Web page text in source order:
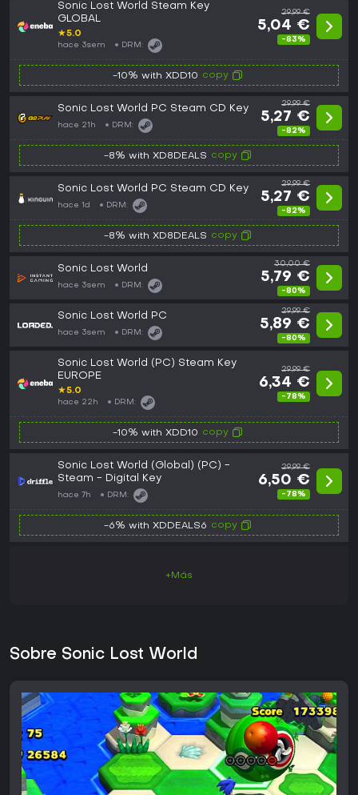
Sonic Lost World Steam Key
GLOBAL
★5.0
hace 3sem DRM:
29,99 €
5,04 €
-83%
-10% with XDD10 copy
Sonic Lost World PC Steam CD Key
hace 21h DRM:
29,99 €
5,27 €
-82%
-8% with XD8DEALS copy
Sonic Lost World PC Steam CD Key
hace 1d DRM:
29,99 €
5,27 €
-82%
-8% with XD8DEALS copy
Sonic Lost World
hace 3sem DRM:
30,00 €
5,79 €
-80%
Sonic Lost World PC
hace 3sem DRM:
29,99 €
5,89 €
-80%
Sonic Lost World (PC) Steam Key
EUROPE
★5.0
hace 22h DRM:
29,99 €
6,34 €
-78%
-10% with XDD10 copy
Sonic Lost World (Global) (PC) -
Steam - Digital Key
hace 7h DRM:
29,99 €
6,50 €
-78%
-6% with XDDEALS6 copy
+Más
Sobre Sonic Lost World